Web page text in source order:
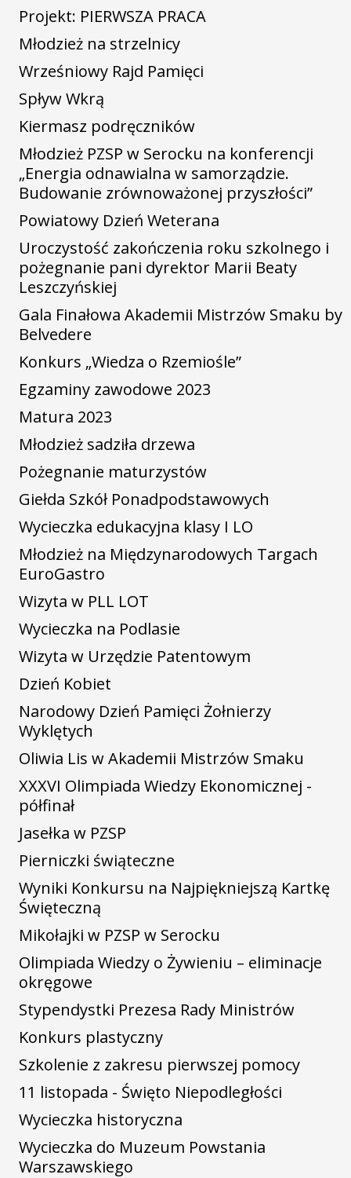
Projekt: PIERWSZA PRACA
Młodzież na strzelnicy
Wrześniowy Rajd Pamięci
Spływ Wkrą
Kiermasz podręczników
Młodzież PZSP w Serocku na konferencji
„Energia odnawialna w samorządzie.
Budowanie zrównoważonej przyszłości”
Powiatowy Dzień Weterana
Uroczystość zakończenia roku szkolnego i
pożegnanie pani dyrektor Marii Beaty
Leszczyńskiej
Gala Finałowa Akademii Mistrzów Smaku by
Belvedere
Konkurs „Wiedza o Rzemiośle”
Egzaminy zawodowe 2023
Matura 2023
Młodzież sadziła drzewa
Pożegnanie maturzystów
Giełda Szkół Ponadpodstawowych
Wycieczka edukacyjna klasy I LO
Młodzież na Międzynarodowych Targach
EuroGastro
Wizyta w PLL LOT
Wycieczka na Podlasie
Wizyta w Urzędzie Patentowym
Dzień Kobiet
Narodowy Dzień Pamięci Żołnierzy
Wyklętych
Oliwia Lis w Akademii Mistrzów Smaku
XXXVI Olimpiada Wiedzy Ekonomicznej -
półfinał
Jasełka w PZSP
Pierniczki świąteczne
Wyniki Konkursu na Najpiękniejszą Kartkę
Święteczną
Mikołajki w PZSP w Serocku
Olimpiada Wiedzy o Żywieniu – eliminacje
okręgowe
Stypendystki Prezesa Rady Ministrów
Konkurs plastyczny
Szkolenie z zakresu pierwszej pomocy
11 listopada - Święto Niepodległości
Wycieczka historyczna
Wycieczka do Muzeum Powstania
Warszawskiego